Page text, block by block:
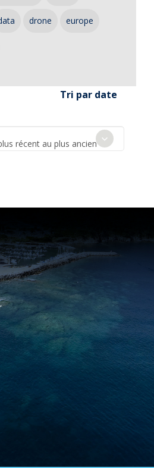
drone europe
Tri par date
récent au plus ancien